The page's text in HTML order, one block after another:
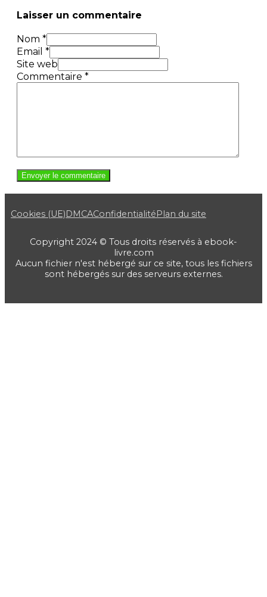
Laisser un commentaire
Nom *
Email *
Site web
Commentaire *
Cookies (UE)DMCAConfidentialitéPlan du site
Copyright 2024 © Tous droits réservés à ebook-
livre.com
Aucun fichier n'est hébergé sur ce site, tous les fichiers
sont hébergés sur des serveurs externes.